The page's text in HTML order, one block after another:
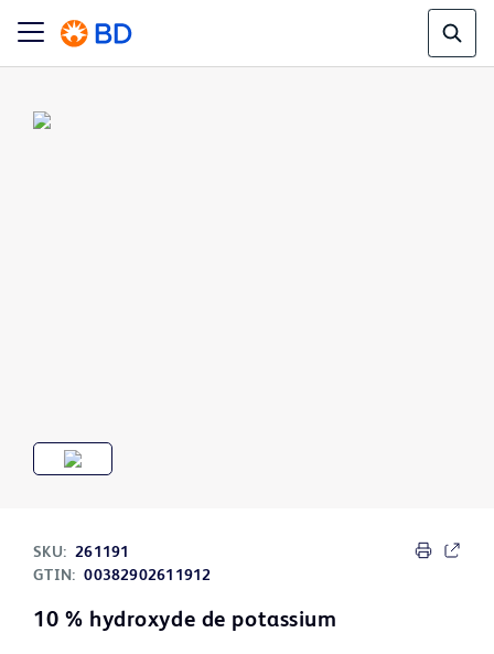
SKU: 261191
GTIN: 00382902611912
10 % hydroxyde de potassium